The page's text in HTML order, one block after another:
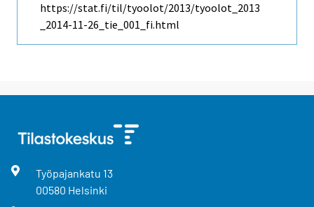
https://stat.fi/til/tyoolot/2013/tyoolot_2013
_2014-11-26_tie_001_fi.html
Työpajankatu 13
00580 Helsinki